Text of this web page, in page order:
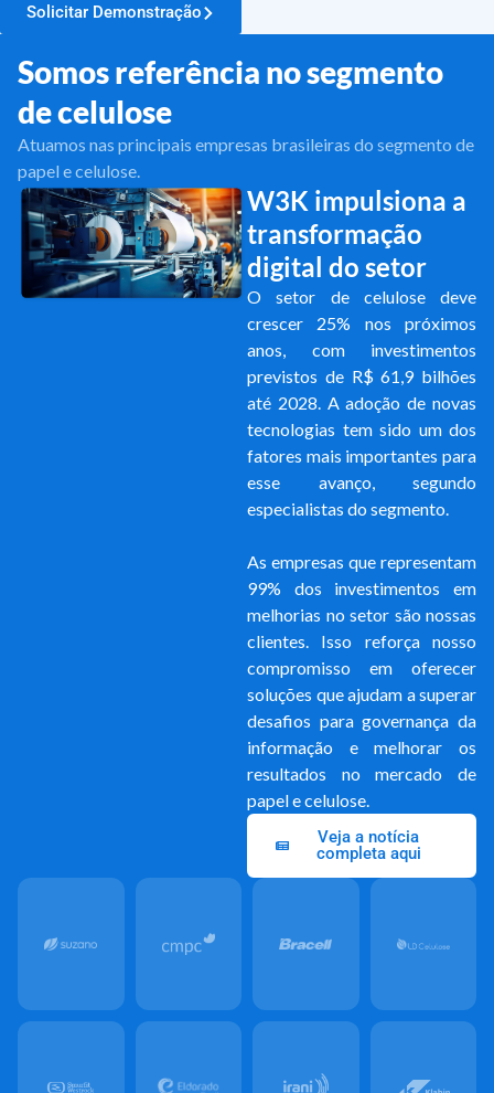
Solicitar Demonstração
Somos referência no segmento
de celulose
Atuamos nas principais empresas brasileiras do segmento de
papel e celulose.
W3K impulsiona a
transformação
digital do setor
O setor de celulose deve
crescer 25% nos próximos
anos, com investimentos
previstos de R$ 61,9 bilhões
até 2028. A adoção de novas
tecnologias tem sido um dos
fatores mais importantes para
esse avanço, segundo
especialistas do segmento.
As empresas que representam
99% dos investimentos em
melhorias no setor são nossas
clientes. Isso reforça nosso
compromisso em oferecer
soluções que ajudam a superar
desafios para governança da
informação e melhorar os
resultados no mercado de
papel e celulose.
Veja a notícia
completa aqui